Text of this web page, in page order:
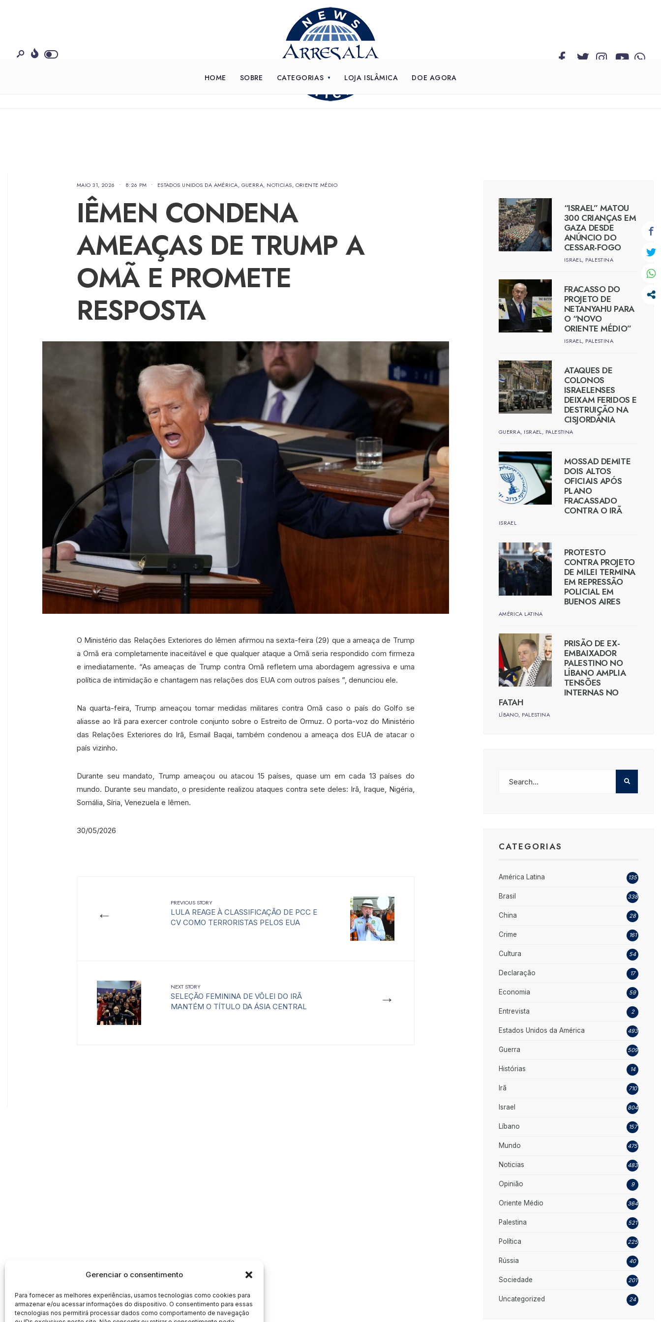
Gerenciar o consentimento
Para fornecer as melhores experiências, usamos tecnologias como cookies para
armazenar e/ou acessar informações do dispositivo. O consentimento para essas
tecnologias nos permitirá processar dados como comportamento de navegação
HOME SOBRE CATEGORIAS LOJA ISLÂMICA DOE AGORA
MAIO 31, 2026 • 8:26 PM • ESTADOS UNIDOS DA AMÉRICA, GUERRA, NOTICIAS, ORIENTE MÉDIO
IÊMEN CONDENA
AMEAÇAS DE TRUMP A
OMÃ E PROMETE
RESPOSTA
O Ministério das Relações Exteriores do Iêmen afirmou na sexta-feira (29) que a ameaça de Trump
a Omã era completamente inaceitável e que qualquer ataque a Omã seria respondido com firmeza
e imediatamente. “As ameaças de Trump contra Omã refletem uma abordagem agressiva e uma
política de intimidação e chantagem nas relações dos EUA com outros países ”, denunciou ele.
Na quarta-feira, Trump ameaçou tomar medidas militares contra Omã caso o país do Golfo se
aliasse ao Irã para exercer controle conjunto sobre o Estreito de Ormuz. O porta-voz do Ministério
das Relações Exteriores do Irã, Esmail Baqai, também condenou a ameaça dos EUA de atacar o
país vizinho.
Durante seu mandato, Trump ameaçou ou atacou 15 países, quase um em cada 13 países do
mundo. Durante seu mandato, o presidente realizou ataques contra sete deles: Irã, Iraque, Nigéria,
Somália, Síria, Venezuela e Iêmen.
30/05/2026
←
PREVIOUS STORY
LULA REAGE À CLASSIFICAÇÃO DE PCC E
CV COMO TERRORISTAS PELOS EUA
→
NEXT STORY
SELEÇÃO FEMININA DE VÔLEI DO IRÃ
MANTÉM O TÍTULO DA ÁSIA CENTRAL
“ISRAEL” MATOU
300 CRIANÇAS EM
GAZA DESDE
ANÚNCIO DO
CESSAR-FOGO
ISRAEL, PALESTINA
FRACASSO DO
PROJETO DE
NETANYAHU PARA
O “NOVO
ORIENTE MÉDIO”
ISRAEL, PALESTINA
ATAQUES DE
COLONOS
ISRAELENSES
DEIXAM FERIDOS E
DESTRUIÇÃO NA
CISJORDÂNIA
GUERRA, ISRAEL, PALESTINA
MOSSAD DEMITE
DOIS ALTOS
OFICIAIS APÓS
PLANO
FRACASSADO
CONTRA O IRÃ
ISRAEL
PROTESTO
CONTRA PROJETO
DE MILEI TERMINA
EM REPRESSÃO
POLICIAL EM
BUENOS AIRES
AMÉRICA LATINA
PRISÃO DE EX-
EMBAIXADOR
PALESTINO NO
LÍBANO AMPLIA
TENSÕES
INTERNAS NO
FATAH
LÍBANO, PALESTINA
CATEGORIAS
América Latina 135
Brasil 338
China 28
Crime 161
Cultura 54
Declaração 17
Economia 59
Entrevista 2
Estados Unidos da América 493
Guerra 509
Histórias 14
Irã 710
Israel 804
Líbano 157
Mundo 475
Noticias 483
Opinião 9
Oriente Médio 364
Palestina 521
Política 225
Rússia 40
Sociedade 201
Uncategorized 24